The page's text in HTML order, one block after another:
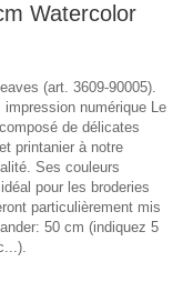
Watercolor
(art. 3609-90005).
numérique Le
de délicates
printanier à notre
Ses couleurs
pour les broderies
particulièrement mis
50 cm (indiquez 5